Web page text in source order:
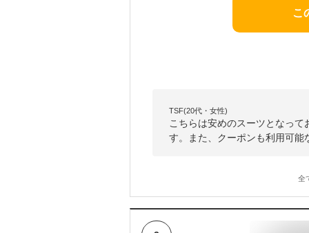
こ
TSF(20代・女性)
こちらは安めのスーツとなっ
す。また、クーポンも利用可能
全